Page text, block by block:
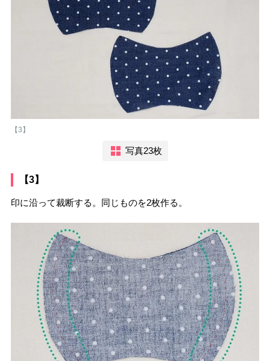
【3】
写真23枚
【3】
印に沿って裁断する。同じものを2枚作る。